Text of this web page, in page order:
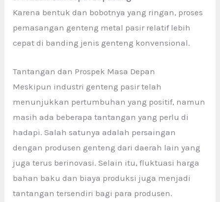
Karena bentuk dan bobotnya yang ringan, proses
pemasangan genteng metal pasir relatif lebih
cepat di banding jenis genteng konvensional.
Tantangan dan Prospek Masa Depan
Meskipun industri genteng pasir telah
menunjukkan pertumbuhan yang positif, namun
masih ada beberapa tantangan yang perlu di
hadapi. Salah satunya adalah persaingan
dengan produsen genteng dari daerah lain yang
juga terus berinovasi. Selain itu, fluktuasi harga
bahan baku dan biaya produksi juga menjadi
tantangan tersendiri bagi para produsen.